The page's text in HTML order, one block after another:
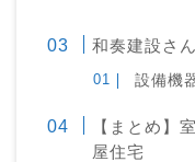
和奏建設さ
設備機
【まとめ】
屋住宅